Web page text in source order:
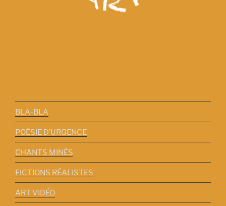
BLA-BLA
POÉSIE D’URGENCE
CHANTS MINÉS
FICTIONS RÉALISTES
ART VIDÉO